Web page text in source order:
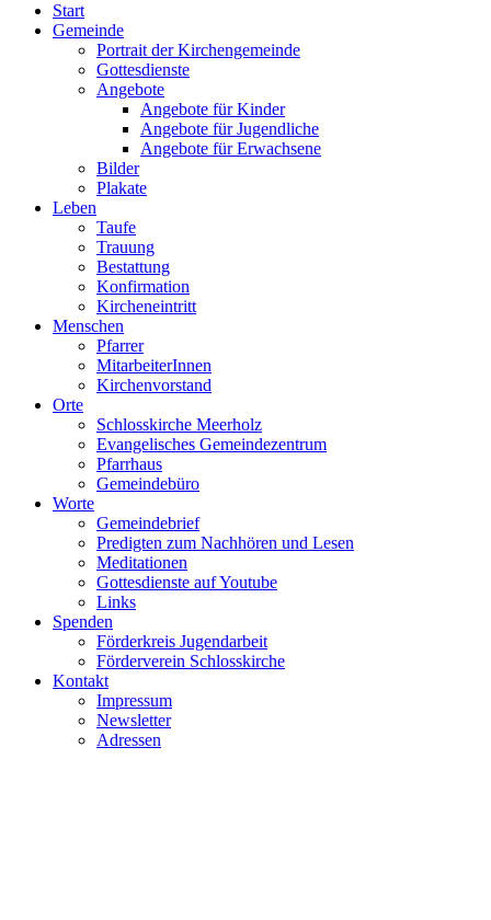
Start
Gemeinde
Portrait der Kirchengemeinde
Gottesdienste
Angebote
Angebote für Kinder
Angebote für Jugendliche
Angebote für Erwachsene
Bilder
Plakate
Leben
Taufe
Trauung
Bestattung
Konfirmation
Kircheneintritt
Menschen
Pfarrer
MitarbeiterInnen
Kirchenvorstand
Orte
Schlosskirche Meerholz
Evangelisches Gemeindezentrum
Pfarrhaus
Gemeindebüro
Worte
Gemeindebrief
Predigten zum Nachhören und Lesen
Meditationen
Gottesdienste auf Youtube
Links
Spenden
Förderkreis Jugendarbeit
Förderverein Schlosskirche
Kontakt
Impressum
Newsletter
Adressen